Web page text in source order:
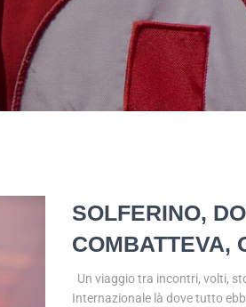
SOLFERINO,
COMBATTEVA,
Un viaggio tra incontri, volti,
Internazionale là dove tutto